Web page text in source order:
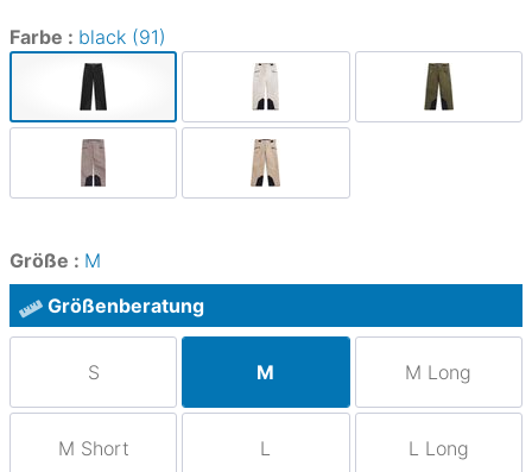
Farbe : black (91)
Größe : M
Größenberatung
S M M Long
M Short L L Long